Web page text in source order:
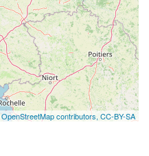
OpenStreetMap contributors, CC-BY-SA